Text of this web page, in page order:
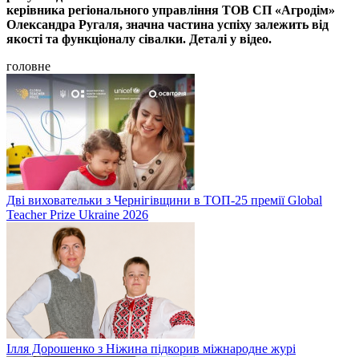
керівника регіонального управління ТОВ СП «Агродім»
Олександра Ругаля, значна частина успіху залежить від
якості та функціоналу сівалки. Деталі у відео.
головне
Дві виховательки з Чернігівщини в ТОП-25 премії Global
Teacher Prize Ukraine 2026
Ілля Дорошенко з Ніжина підкорив міжнародне журі